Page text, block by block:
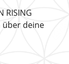
RISING
deine